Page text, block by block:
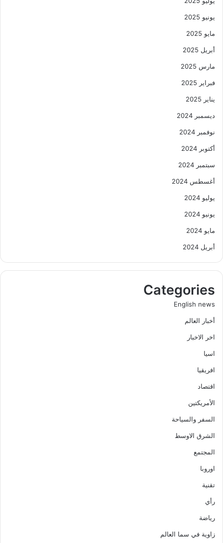
يونيو 2025
مايو 2025
أبريل 2025
مارس 2025
فبراير 2025
يناير 2025
ديسمبر 2024
نوفمبر 2024
أكتوبر 2024
سبتمبر 2024
أغسطس 2024
يوليو 2024
يونيو 2024
مايو 2024
أبريل 2024
Categories
English news
أخبار العالم
اخر الاخبار
اسيا
افريقيا
اقتصاد
الأمريكتين
السفر والسياحة
الشرق الاوسط
المجتمع
اوروبا
تقنية
رأي
رياضة
زاوية في سما العالم